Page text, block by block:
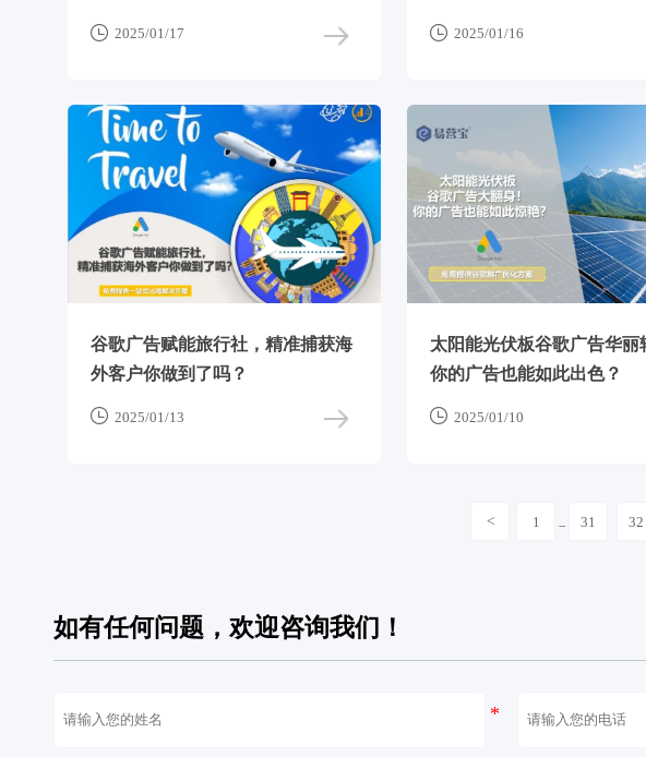
 2025/01/17  2025/01/16
谷歌广告赋能旅行社，精准捕获海
外客户你做到了吗？
 2025/01/13
太阳能光伏板谷歌广告华丽
你的广告也能如此出色？
 2025/01/10
< 1 ... 31 32
如有任何问题，欢迎咨询我们！